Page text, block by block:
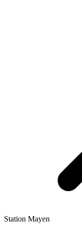
Station Mayen